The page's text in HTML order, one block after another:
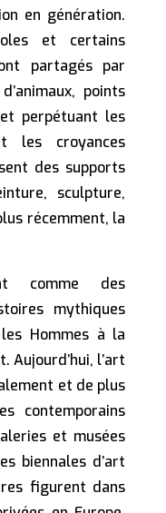
en génération.
et certains
partagés par
points
perpétuant les
les croyances
des supports
sculpture,
récemment, la
comme des
mythiques
Hommes à la
Aujourd’hui, l’art
et de plus
contemporains
et musées
biennales d’art
figurent dans